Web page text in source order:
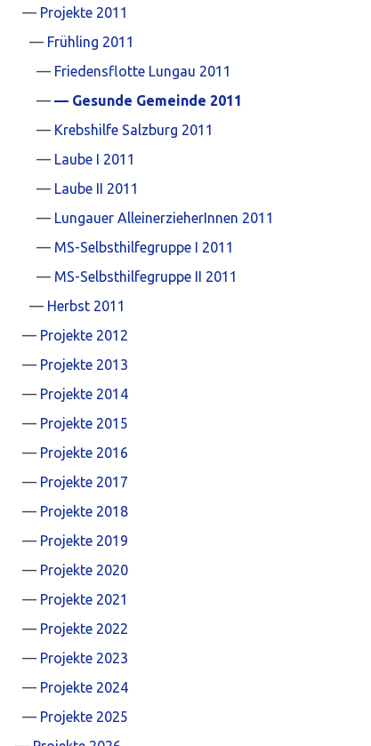
Projekte 2011
Frühling 2011
Friedensflotte Lungau 2011
Gesunde Gemeinde 2011
Krebshilfe Salzburg 2011
Laube I 2011
Laube II 2011
Lungauer AlleinerzieherInnen 2011
MS-Selbsthilfegruppe I 2011
MS-Selbsthilfegruppe II 2011
Herbst 2011
Projekte 2012
Projekte 2013
Projekte 2014
Projekte 2015
Projekte 2016
Projekte 2017
Projekte 2018
Projekte 2019
Projekte 2020
Projekte 2021
Projekte 2022
Projekte 2023
Projekte 2024
Projekte 2025